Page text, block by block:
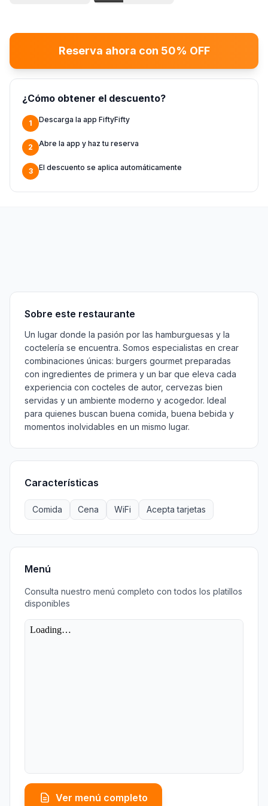
Reserva ahora con 50% OFF
¿Cómo obtener el descuento?
1 Descarga la app FiftyFifty
2 Abre la app y haz tu reserva
3 El descuento se aplica automáticamente
Sobre este restaurante
Un lugar donde la pasión por las hamburguesas y la
coctelería se encuentra. Somos especialistas en crear
combinaciones únicas: burgers gourmet preparadas
con ingredientes de primera y un bar que eleva cada
experiencia con cocteles de autor, cervezas bien
servidas y un ambiente moderno y acogedor. Ideal
para quienes buscan buena comida, buena bebida y
momentos inolvidables en un mismo lugar.
Características
Comida Cena WiFi Acepta tarjetas
Menú
Consulta nuestro menú completo con todos los platillos
disponibles
Ver menú completo